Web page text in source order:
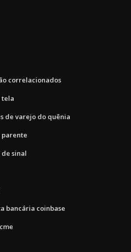
correlacionados
tela
de varejo do quênia
parente
sinal
bancária coinbase